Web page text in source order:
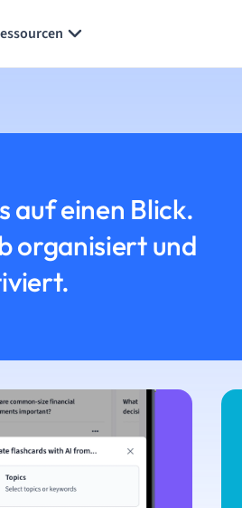
auf einen Blick.
organisiert und